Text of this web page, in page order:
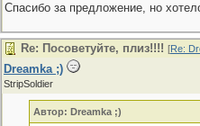
Спасибо за предложение, но
Re: Посоветуйте, плиз!!!! [Re:
Dreamka ;)
StripSoldier
Автор: Dreamka ;)